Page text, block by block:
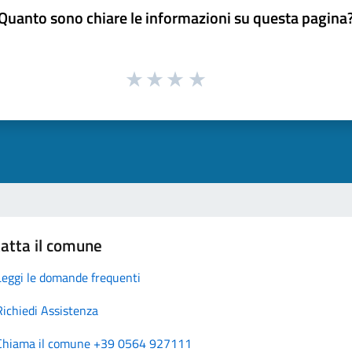
sono chiare le informazioni su questa
il comune
le domande frequenti
Assistenza
il comune +39 0564 927111